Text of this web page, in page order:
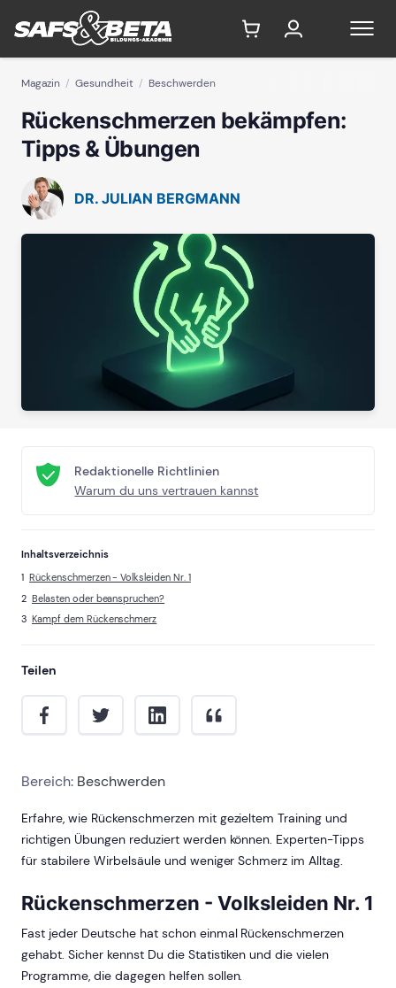
Magazin Gesundheit Beschwerden
Rückenschmerzen bekämpfen:
Tipps & Übungen
DR. JULIAN BERGMANN
Redaktionelle Richtlinien
Warum du uns vertrauen kannst
Inhaltsverzeichnis
Rückenschmerzen - Volksleiden Nr. 1
Belasten oder beanspruchen?
Kampf dem Rückenschmerz
Teilen
Bereich: Beschwerden
Erfahre, wie Rückenschmerzen mit gezieltem Training und
richtigen Übungen reduziert werden können. Experten-Tipps
für stabilere Wirbelsäule und weniger Schmerz im Alltag.
Rückenschmerzen - Volksleiden Nr. 1
Fast jeder Deutsche hat schon einmal Rückenschmerzen
gehabt. Sicher kennst Du die Statistiken und die vielen
Programme, die dagegen helfen sollen.